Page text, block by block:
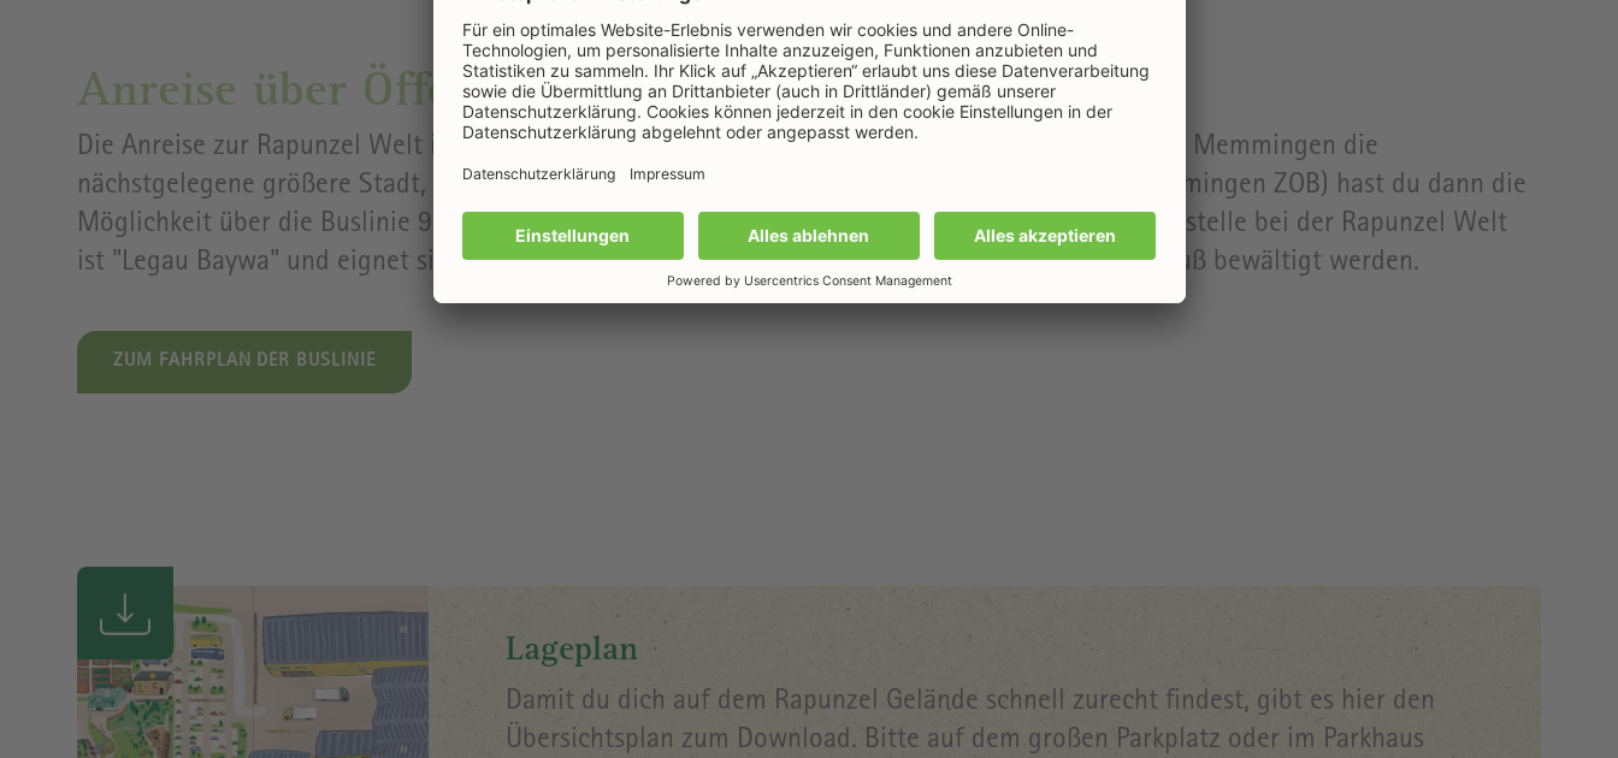
Anreise über Öffentliche Verkehrsmittel
Die Anreise zur Rapunzel Welt ist auch über Öffentliche Verkehrsmittel möglich. Grundsätzlich ist Memmingen die
nächstgelegene größere Stadt, die man mit dem Zug erreicht.
Am Bahnhof in Memmingen (Memmingen ZOB) hast du dann die
Möglichkeit über die Buslinie 966 nach Legau zu Rapunzel zu kommen.
Die nächstgelegene Haltestelle bei der Rapunzel Welt
ist "Legau Baywa" und eignet sich am besten. Die restlichen 100 Meter können ganz einfach zu Fuß bewältigt werden.
ZUM FAHRPLAN DER BUSLINIE
Lageplan
Damit du dich auf dem Rapunzel Gelände schnell zurecht findest, gibt es hier den
Übersichtsplan zum Download. Bitte auf dem großen Parkplatz oder im Parkhaus